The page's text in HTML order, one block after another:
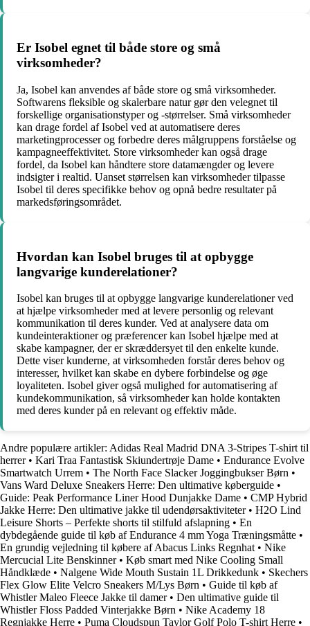
Er Isobel egnet til både store og små
virksomheder?
Ja, Isobel kan anvendes af både store og små virksomheder.
Softwarens fleksible og skalerbare natur gør den velegnet til
forskellige organisationstyper og -størrelser. Små virksomheder
kan drage fordel af Isobel ved at automatisere deres
marketingprocesser og forbedre deres målgruppens forståelse og
kampagneeffektivitet. Store virksomheder kan også drage
fordel, da Isobel kan håndtere store datamængder og levere
indsigter i realtid. Uanset størrelsen kan virksomheder tilpasse
Isobel til deres specifikke behov og opnå bedre resultater på
markedsføringsområdet.
Hvordan kan Isobel bruges til at opbygge
langvarige kunderelationer?
Isobel kan bruges til at opbygge langvarige kunderelationer ved
at hjælpe virksomheder med at levere personlig og relevant
kommunikation til deres kunder. Ved at analysere data om
kundeinteraktioner og præferencer kan Isobel hjælpe med at
skabe kampagner, der er skræddersyet til den enkelte kunde.
Dette viser kunderne, at virksomheden forstår deres behov og
interesser, hvilket kan skabe en dybere forbindelse og øge
loyaliteten. Isobel giver også mulighed for automatisering af
kundekommunikation, så virksomheder kan holde kontakten
med deres kunder på en relevant og effektiv måde.
Andre populære artikler: Adidas Real Madrid DNA 3-Stripes T-shirt til
herrer• Kari Traa Fantastisk Skiundertrøje Dame • Endurance Evolve
Smartwatch Urrem • The North Face Slacker Joggingbukser Børn •
Vans Ward Deluxe Sneakers Herre: Den ultimative køberguide •
Guide: Peak Performance Liner Hood Dunjakke Dame • CMP Hybrid
Jakke Herre: Den ultimative jakke til udendørsaktiviteter• H2O Lind
Leisure Shorts – Perfekte shorts til stilfuld afslapning • En
dybdegående guide til køb af Endurance 4 mm Yoga Træningsmåtte •
En grundig vejledning til købere af Abacus Links Regnhat • Nike
Mercucial Lite Benskinner• Køb smart med Nike Cooling Small
Håndklæde • Nalgene Wide Mouth Sustain 1L Drikkedunk • Skechers
Flex Glow Elite Velcro Sneakers M/Lys Børn • Guide til køb af
Whistler Maleo Fleece Jakke til damer• Den ultimative guide til
Whistler Floss Padded Vinterjakke Børn • Nike Academy 18
Regnjakke Herre • Puma Cloudspun Taylor Golf Polo T-shirt Herre •